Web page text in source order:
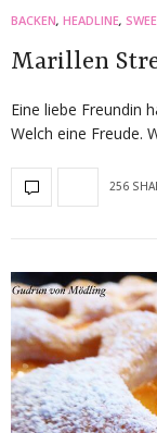
BACKEN, HEADLINE,
Marillen
Eine liebe Freundin
Welch eine Freude.
256